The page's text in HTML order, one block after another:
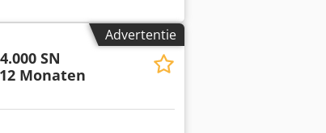
Advertentie
SN
Monaten